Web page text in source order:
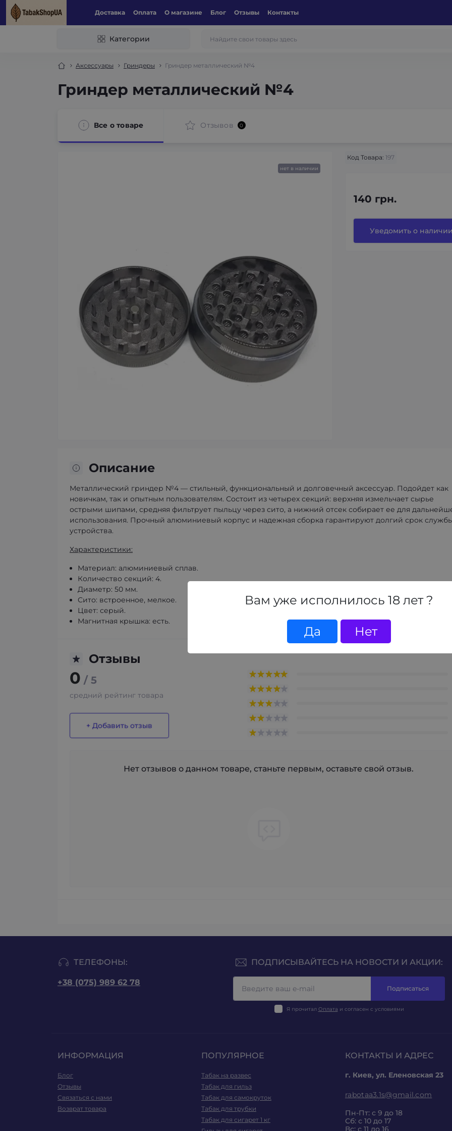
Вам уже исполнилось 18 лет ?
Да Нет
Доставка Оплата О магазине Блог Отзывы Контакты
Категории
Аксессуары Гриндеры Гриндер металлический №4
Гриндер металлический №4
Все о товаре Отзывов 0
нет в наличии
Код Товара: 197
140 грн.
Уведомить о
Описание
Металлический гриндер №4 — стильный, функциональный и долговечный аксессуар. Подойдет как
новичкам, так и опытным пользователям. Состоит из четырех секций: верхняя измельчает сырье
острыми шипами, средняя фильтрует пыльцу через сито, а нижний отсек собирает ее для
использования. Прочный алюминиевый корпус и надежная сборка гарантируют долгий срок
устройства.
Характеристики:
Материал: алюминиевый сплав.
Количество секций: 4.
Диаметр: 50 мм.
Сито: встроенное, мелкое.
Цвет: серый.
Магнитная крышка: есть.
Отзывы
0 / 5
средний рейтинг товара
+ Добавить отзыв
Нет отзывов о данном товаре, станьте первым, оставьте свой отзыв.
ТЕЛЕФОНЫ:
+38 (075) 989 62 78
ПОДПИСЫВАЙТЕСЬ НА НОВОСТИ И АКЦИИ:
Подписаться
Я прочитал Оплата и согласен с условиями
ИНФОРМАЦИЯ
Блог
Отзывы
Связаться с нами
Возврат товара
ПОПУЛЯРНОЕ
Табак на развес
Табак для гильз
Табак для самокруток
Табак для трубки
Табак для сигарет 1 кг
КОНТАКТЫ И АДРЕС
г. Киев, ул. Еленовская 23
rabotaa3.1s@gmail.com
Пн-Пт: с 9 до 18
Сб: с 10 до 17
Вс: с 11 до 16